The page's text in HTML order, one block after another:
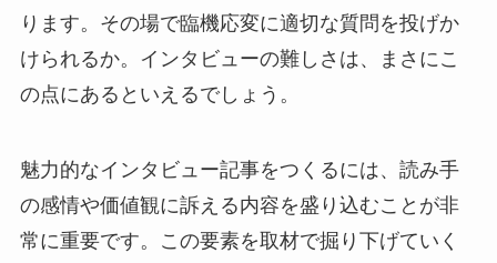
ります。その場で臨機応変に適切な質問を投げか
けられるか。インタビューの難しさは、まさにこ
の点にあるといえるでしょう。
魅力的なインタビュー記事をつくるには、読み手
の感情や価値観に訴える内容を盛り込むことが非
常に重要です。この要素を取材で掘り下げていく